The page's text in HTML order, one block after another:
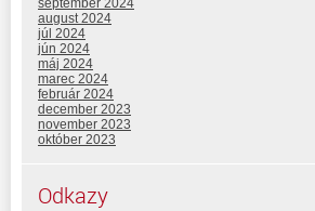
august 2024
júl 2024
jún 2024
máj 2024
marec 2024
február 2024
december 2023
november 2023
október 2023
Odkazy